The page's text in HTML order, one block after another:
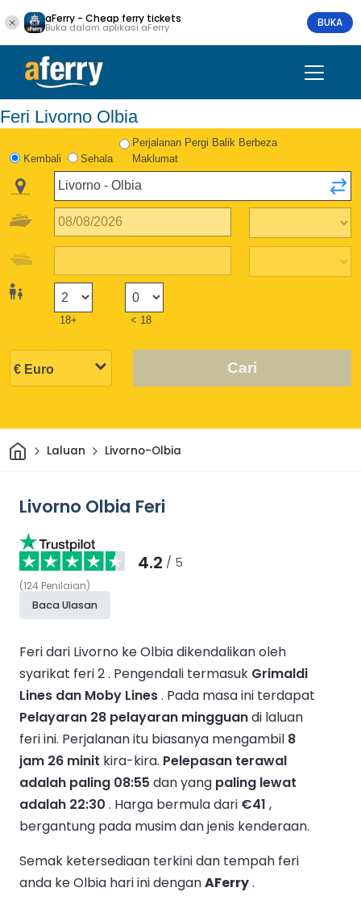
aFerry - Cheap ferry tickets
Buka dalam aplikasi aFerry BUKA
Feri Livorno Olbia
Kembali Sehala
Perjalanan Pergi Balik Berbeza
Maklumat
18+ < 18
Cari
Rumah
Laluan Livorno-Olbia
Livorno Olbia Feri
4.2 / 5
(124 Penilaian)
Baca Ulasan
Feri dari Livorno ke Olbia dikendalikan oleh
syarikat feri 2 . Pengendali termasuk Grimaldi
Lines dan Moby Lines. Pada masa ini terdapat
Pelayaran 28 pelayaran mingguandi laluan
feri ini. Perjalanan itu biasanya mengambil 8
jam 26 minit kira-kira. Pelepasan terawal
adalah paling 08:55 dan yang paling lewat
adalah 22:30 . Harga bermula dari €41 ,
bergantung pada musim dan jenis kenderaan.
Semak ketersediaan terkini dan tempah feri
anda ke Olbia hari ini denganAFerry.